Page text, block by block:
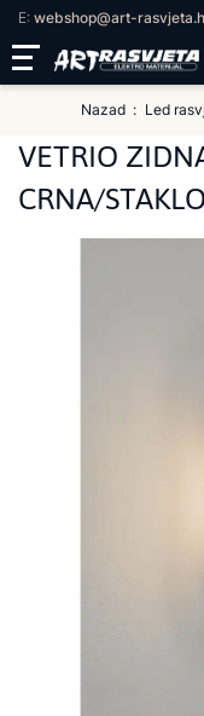
E: webshop@art-
Nazad Led
VETRIO
CRNA/